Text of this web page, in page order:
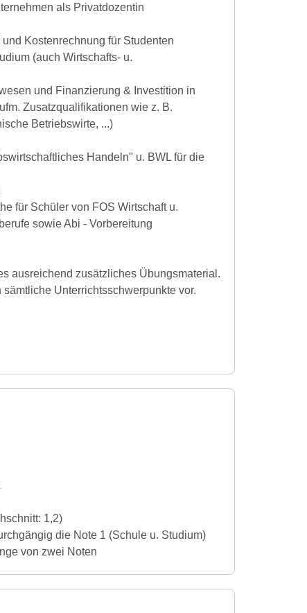
als Privatdozentin
Kostenrechnung für Studenten
(auch Wirtschafts- u.
und Finanzierung & Investition in
Zusatzqualifikationen wie z. B.
Betriebswirte, ...)
Handeln" u. BWL für die
für Schüler von FOS Wirtschaft u.
sowie Abi - Vorbereitung
ausreichend zusätzliches Übungsmaterial.
Unterrichtsschwerpunkte vor.
1,2)
die Note 1 (Schule u. Studium)
von zwei Noten